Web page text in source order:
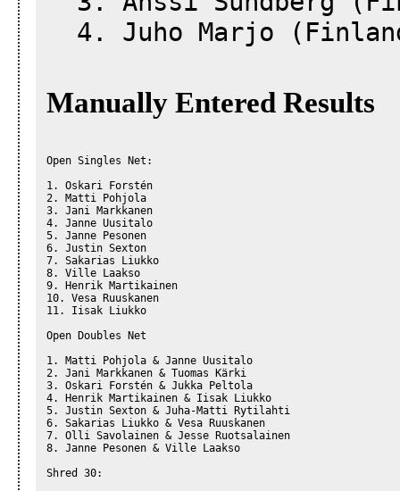
4. Juho Marjo
Manually Entered Results
Open Singles Net:
1. Oskari Forstén
2. Matti Pohjola
3. Jani Markkanen
4. Janne Uusitalo
5. Janne Pesonen
6. Justin Sexton
7. Sakarias Liukko
8. Ville Laakso
9. Henrik Martikainen
10. Vesa Ruuskanen
11. Iisak Liukko
Open Doubles Net
1. Matti Pohjola & Janne Uusitalo
2. Jani Markkanen & Tuomas Kärki
3. Oskari Forstén & Jukka Peltola
4. Henrik Martikainen & Iisak Liukko
5. Justin Sexton & Juha-Matti Rytilahti
6. Sakarias Liukko & Vesa Ruuskanen
7. Olli Savolainen & Jesse Ruotsalainen
8. Janne Pesonen & Ville Laakso
Shred 30: